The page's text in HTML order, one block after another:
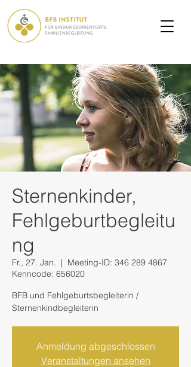
Sternenkinder,
Fehlgeburtbegleitu
ng
Fr., 27. Jan.
  |
Meeting-ID: 346 289 4867
Kenncode: 656020
BFB und Fehlgeburtsbegleiterin /
Sternenkindbegleiterin
Anmeldung abgeschlossen
Veranstaltungen ansehen